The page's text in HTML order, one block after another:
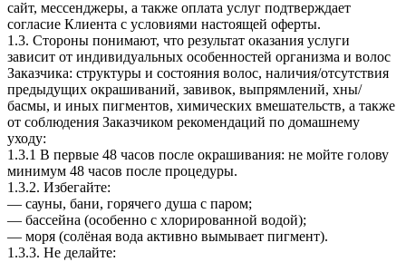
сайт, мессенджеры, а также оплата услуг подтверждает
согласие Клиента с условиями настоящей оферты.
1.3. Стороны понимают, что результат оказания услуги
зависит от индивидуальных особенностей организма и волос
Заказчика: структуры и состояния волос, наличия/отсутствия
предыдущих окрашиваний, завивок, выпрямлений, хны/
басмы, и иных пигментов, химических вмешательств, а также
от соблюдения Заказчиком рекомендаций по домашнему
уходу:
1.3.1 В первые 48 часов после окрашивания: не мойте голову
минимум 48 часов после процедуры.
1.3.2. Избегайте:
— сауны, бани, горячего душа с паром;
— бассейна (особенно с хлорированной водой);
— моря (солёная вода активно вымывает пигмент).
1.3.3. Не делайте: